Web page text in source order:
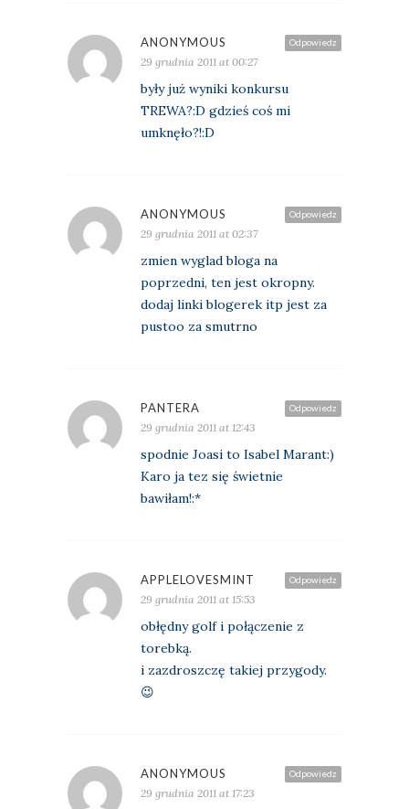
Odpowiedz
ANONYMOUS
29 grudnia 2011 at 00:27
były już wyniki konkursu
TREWA?:D gdzieś coś mi
umknęło?!:D
Odpowiedz
ANONYMOUS
29 grudnia 2011 at 02:37
zmien wyglad bloga na
poprzedni, ten jest okropny.
dodaj linki blogerek itp jest za
pustoo za smutrno
Odpowiedz
PANTERA
29 grudnia 2011 at 12:43
spodnie Joasi to Isabel Marant:)
Karo ja tez się świetnie
bawiłam!:*
Odpowiedz
APPLELOVESMINT
29 grudnia 2011 at 15:53
obłędny golf i połączenie z
torebką.
i zazdroszczę takiej przygody.
😉
Odpowiedz
ANONYMOUS
29 grudnia 2011 at 17:23